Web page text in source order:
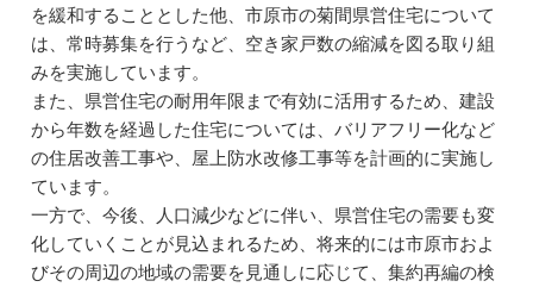
を緩和することとした他、市原市の菊間県営住宅について
は、常時募集を行うなど、空き家戸数の縮減を図る取り組
みを実施しています。
また、県営住宅の耐用年限まで有効に活用するため、建設
から年数を経過した住宅については、バリアフリー化など
の住居改善工事や、屋上防水改修工事等を計画的に実施し
ています。
一方で、今後、人口減少などに伴い、県営住宅の需要も変
化していくことが見込まれるため、将来的には市原市およ
びその周辺の地域の需要を見通しに応じて、集約再編の検